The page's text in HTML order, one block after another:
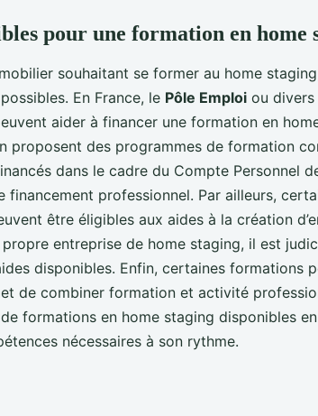
pour une formation en home
souhaitant se former au home
En France, le Pôle Emploi ou divers
aider à financer une formation en
proposent des programmes de formation
dans le cadre du Compte Personnel
financement professionnel. Par ailleurs,
être éligibles aux aides à la création
entreprise de home staging, il est
disponibles. Enfin, certaines formations
de combiner formation et activité
formations en home staging disponibles
nécessaires à son rythme.